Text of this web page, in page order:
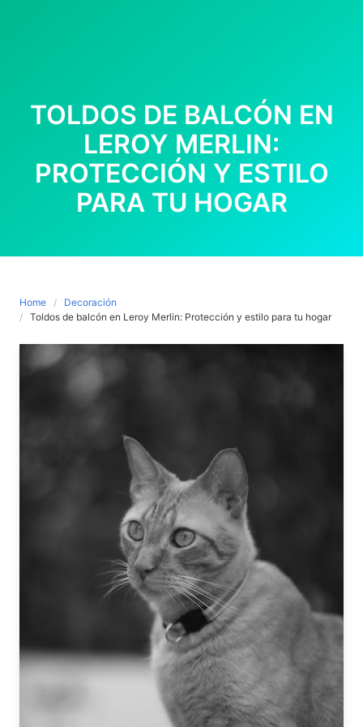
TOLDOS DE BALCÓN EN
LEROY MERLIN:
PROTECCIÓN Y ESTILO
PARA TU HOGAR
Home
Decoración
Toldos de balcón en Leroy Merlin: Protección y estilo para tu hogar